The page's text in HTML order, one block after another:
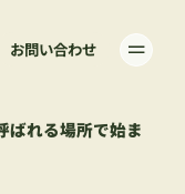
お問い合わせ
ばれる場所で始ま